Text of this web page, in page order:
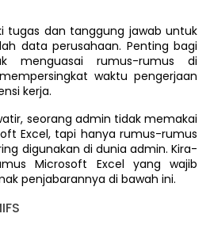
tugas dan tanggung jawab untuk
data perusahaan. Penting bagi
menguasai rumus-rumus di
waktu pengerjaan
kerja.
seorang admin tidak memakai
Excel, tapi hanya rumus-rumus
digunakan di dunia admin. Kira-
Microsoft Excel yang wajib
penjabarannya di bawah ini.